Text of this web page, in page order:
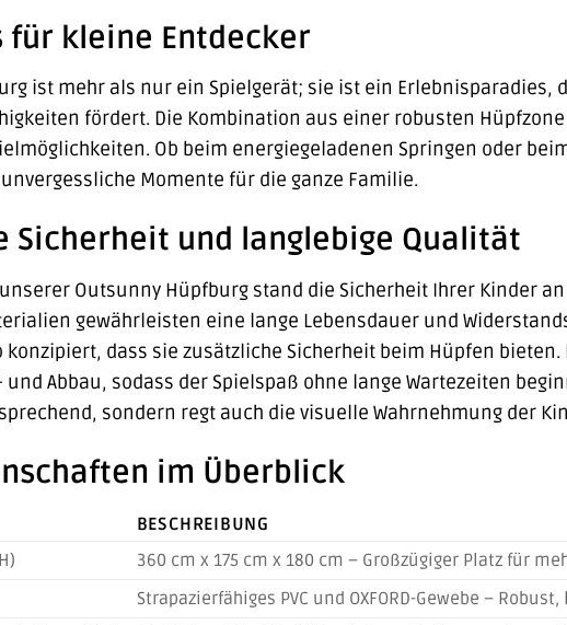
für kleine Entdecker
ist mehr als nur ein Spielgerät; sie ist ein Erlebnisparadies,
fördert. Die Kombination aus einer robusten
Ob beim energiegeladenen Springen oder
Momente für die ganze Familie.
Sicherheit und langlebige Qualität
Outsunny Hüpfburg stand die Sicherheit Ihrer Kinder
gewährleisten eine lange Lebensdauer und
konzipiert, dass sie zusätzliche Sicherheit beim Hüpfen
Abbau, sodass der Spielspaß ohne lange Wartezeiten
sondern regt auch die visuelle Wahrnehmung der
im Überblick
BESCHREIBUNG
360 cm x 175 cm x 180 cm – Großzügiger Platz für
Strapazierfähiges PVC und OXFORD-Gewebe –